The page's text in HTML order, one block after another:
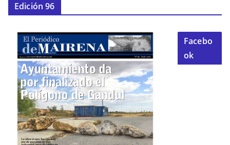
Edición 96
Facebo
ok